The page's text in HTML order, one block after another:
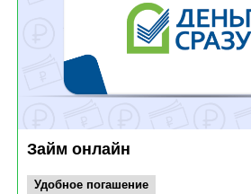
Займ онлайн
Удобное погашение